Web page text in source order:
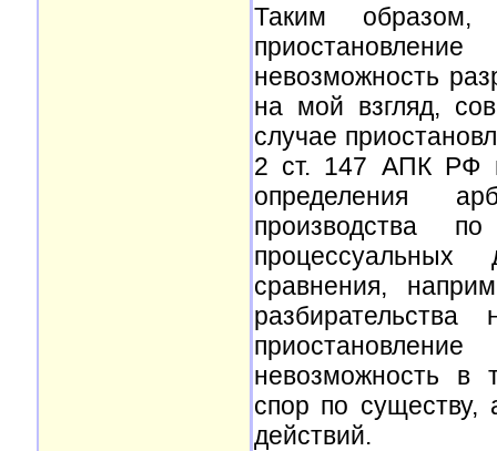
Таким
невозможность
на мой взгляд,
случае
2 ст. 147 АПК РФ
определения
производства
сравнения,
невозможность в
спор по существу,
действий.